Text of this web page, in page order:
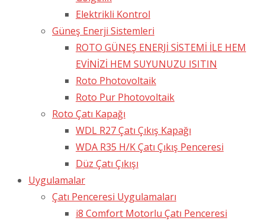
Elektrikli Kontrol
Güneş Enerji Sistemleri
ROTO GÜNEŞ ENERJİ SİSTEMİ İLE HEM
EVİNİZİ HEM SUYUNUZU ISITIN
Roto Photovoltaik
Roto Pur Photovoltaik
Roto Çatı Kapağı
WDL R27 Çatı Çıkış Kapağı
WDA R35 H/K Çatı Çıkış Penceresi
Düz Çatı Çıkışı
Uygulamalar
Çatı Penceresi Uygulamaları
i8 Comfort Motorlu Çatı Penceresi